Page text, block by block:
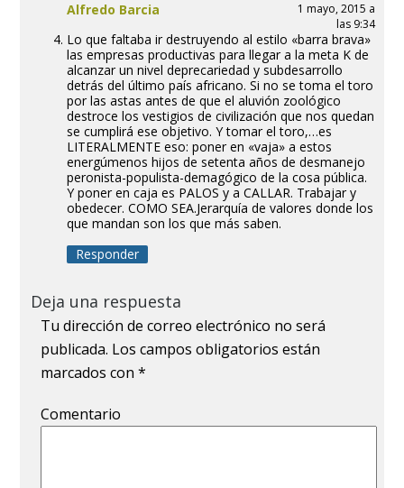
Alfredo Barcia
1 mayo, 2015 a
las 9:34
Lo que faltaba ir destruyendo al estilo «barra brava»
las empresas productivas para llegar a la meta K de
alcanzar un nivel deprecariedad y subdesarrollo
detrás del último país africano. Si no se toma el toro
por las astas antes de que el aluvión zoológico
destroce los vestigios de civilización que nos quedan
se cumplirá ese objetivo. Y tomar el toro,…es
LITERALMENTE eso: poner en «vaja» a estos
energúmenos hijos de setenta años de desmanejo
peronista-populista-demagógico de la cosa pública.
Y poner en caja es PALOS y a CALLAR. Trabajar y
obedecer. COMO SEA.Jerarquía de valores donde los
que mandan son los que más saben.
Responder
Deja una respuesta
Tu dirección de correo electrónico no será
publicada. Los campos obligatorios están
marcados con*
Comentario